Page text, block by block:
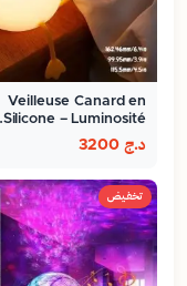
Veilleuse Canard en
Silicone – Luminosité…
د.ج
تخفيض